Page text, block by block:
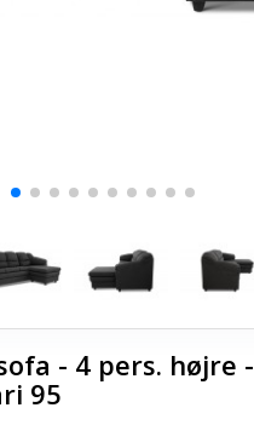
- 4 pers. højre -
95